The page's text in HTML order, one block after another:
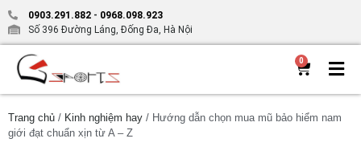
0903.291.882 - 0968.098.923
Số 396 Đường Láng, Đống Đa, Hà Nội
0
Trang chủ / Kinh nghiệm hay / Hướng dẫn chọn mua mũ bảo hiểm nam
giới đạt chuẩn xịn từ A – Z